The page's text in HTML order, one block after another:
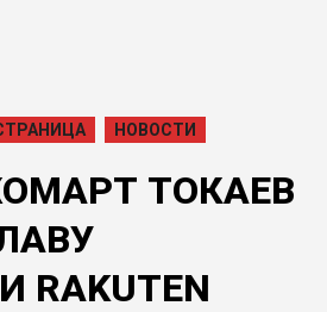
НОВОСТИ
ТОКАЕВ